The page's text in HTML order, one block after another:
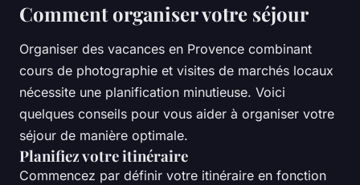
Comment organiser votre séjour
Organiser des vacances en Provence combinant
cours de photographie et visites de marchés locaux
nécessite une planification minutieuse. Voici
quelques conseils pour vous aider à organiser votre
séjour de manière optimale.
Planifiez votre itinéraire
Commencez par définir votre itinéraire en fonction